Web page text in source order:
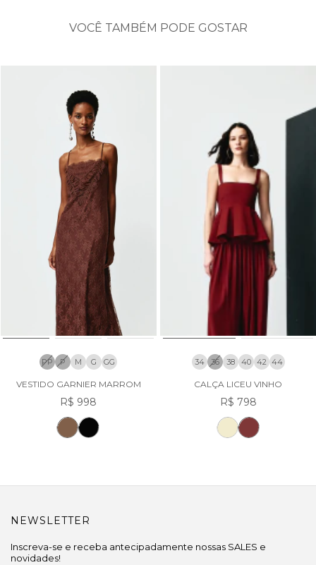
VOCÊ TAMBÉM PODE GOSTAR
PP P M G GG
VESTIDO GARNIER MARROM
R$ 998
34 36 38 40 42 44
CALÇA LICEU VINHO
R$ 798
NEWSLETTER
Inscreva-se e receba antecipadamente nossas SALES e
novidades!